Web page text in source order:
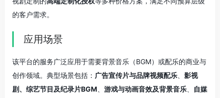
的客户需求。
应用场景
该平台的服务广泛应用于需要背景音乐（BGM）或配乐的商业与
创作领域。典型场景包括： 广告宣传片与品牌视频配乐
影视
剧、综艺节目及纪录片BGM
游戏与动画音效及背景音乐
自媒